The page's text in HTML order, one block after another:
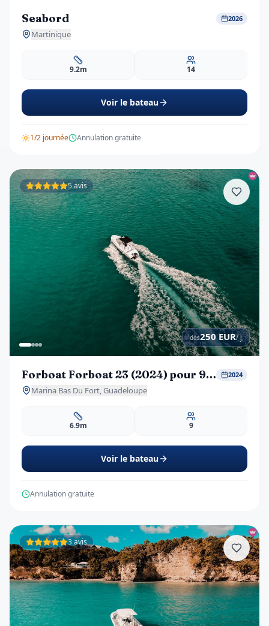
Seabord 2026
Martinique
9.2m 14
Voir le bateau
1/2 journée Annulation gratuite
5 avis
dès250 EUR/ j
Forboat Forboat 23 (2024) pour 9 personne 2024
Marina Bas Du Fort, Guadeloupe
6.9m 9
Voir le bateau
Annulation gratuite
3 avis